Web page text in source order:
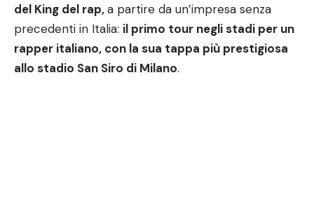
del King del rap,a partire da un’impresa senza
precedenti in Italia: il primo tour negli stadi per un
rapper italiano, con la sua tappa più prestigiosa
allo stadio San Siro di Milano.